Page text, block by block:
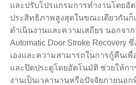
และปรับโปรแกรมการทำงานโดยอั
ประสิทธิภาพสูงสุดในขณะเดียวกันก็
ดำเนินงานและความเสถียร นอกจา
Automatic Door Stroke Recovery
เองและความสามารถในการกู้คืนเพื่
และปิดประตูโดยอัตโนมัติ ช่วยให้ก
งานเป็นเวลานานหรือปัจจัยภายนอก